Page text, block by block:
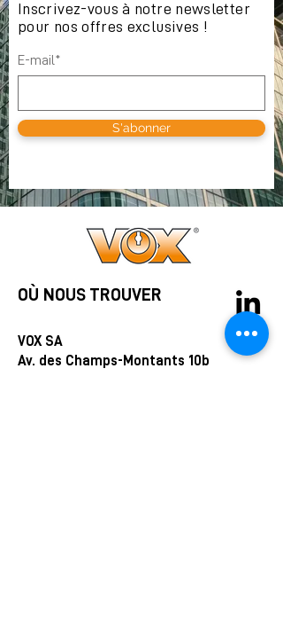
Inscrivez-vous à notre newsletter
pour nos offres exclusives !
E-mail*
S'abonner
OÙ NOUS TROUVER
VOX SA
Av. des Champs-Montants 10b